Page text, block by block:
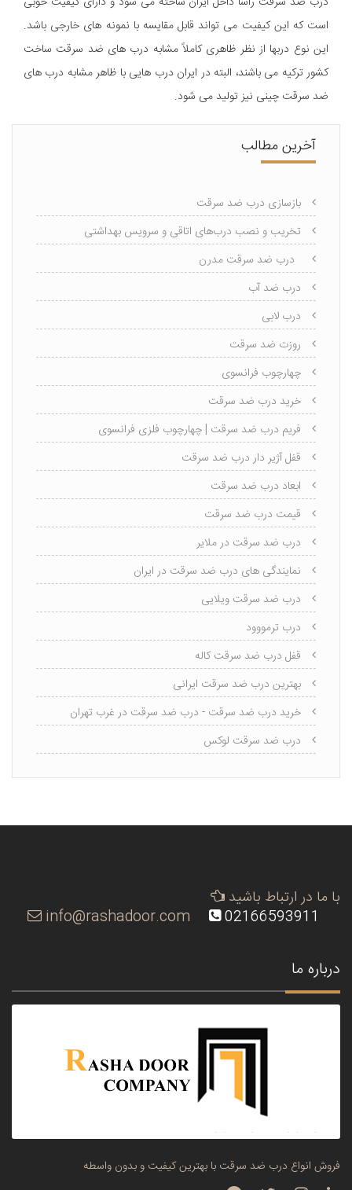
است که این کیفیت می تواند قابل مقایسه با نمونه های خارجی باشد.
اين نوع دربها از نظر ظاهری کاملاً مشابه درب های ضد سرقت ساخت
کشور ترکیه می باشند، البته در ایران درب هایی با ظاهر مشابه درب های
ضد سرقت چینی نیز تولید می شود.
آخرین مطالب
بازسازی درب ضد سرقت
تخریب و نصب درب‌های اتاقی و سرویس بهداشتی
درب ضد سرقت مدرن
درب ضد آب
درب لابی
روزت ضد سرقت
چهارچوب فرانسوی
خرید درب ضد سرقت
فریم درب ضد سرقت | چهارچوب فلزی فرانسوی
قفل آژیر دار درب ضد سرقت
ابعاد درب ضد سرقت
قیمت درب ضد سرقت
درب ضد سرقت در ملایر
نمایندگی های درب ضد سرقت در ایران
درب ضد سرقت ویلایی
درب ترمووود
قفل درب ضد سرقت کاله
بهترین درب ضد سرقت ایرانی
خرید درب ضد سرقت - درب ضد سرقت در غرب تهران
درب ضد سرقت لوکس
با ما در ارتباط باشید
02166593911
info@rashadoor.com
درباره ما
فروش انواع درب ضد سرقت با بهترین کیفیت و بدون واسطه